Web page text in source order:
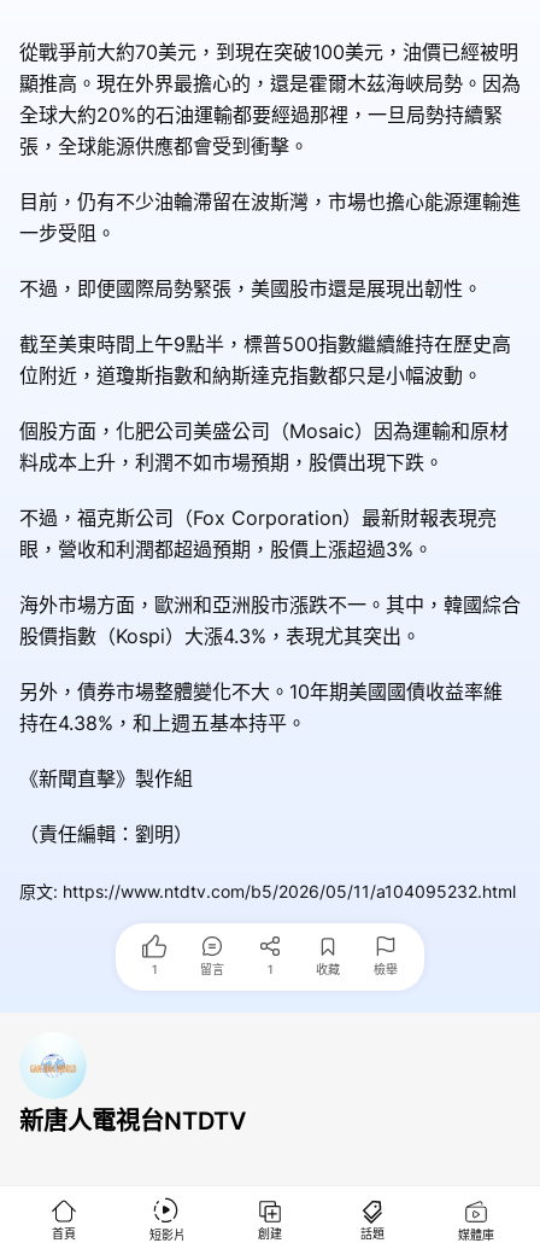
從戰爭前大約70美元，到現在突破100美元，油價已經被明
顯推高。現在外界最擔心的，還是霍爾木茲海峽局勢。因為
全球大約20%的石油運輸都要經過那裡，一旦局勢持續緊
張，全球能源供應都會受到衝擊。
目前，仍有不少油輪滯留在波斯灣，市場也擔心能源運輸進
一步受阻。
不過，即便國際局勢緊張，美國股市還是展現出韌性。
截至美東時間上午9點半，標普500指數繼續維持在歷史高
位附近，道瓊斯指數和納斯達克指數都只是小幅波動。
個股方面，化肥公司美盛公司（Mosaic）因為運輸和原材
料成本上升，利潤不如市場預期，股價出現下跌。
不過，福克斯公司（Fox Corporation）最新財報表現亮
眼，營收和利潤都超過預期，股價上漲超過3%。
海外市場方面，歐洲和亞洲股市漲跌不一。其中，韓國綜合
股價指數（Kospi）大漲4.3%，表現尤其突出。
另外，債券市場整體變化不大。10年期美國國債收益率維
持在4.38%，和上週五基本持平。
《新聞直擊》製作組
（責任編輯：劉明）
原文: https://www.ntdtv.com/b5/2026/05/11/a104095232.html
1 留言 1 收藏 檢舉
新唐人電視台NTDTV
首頁 短影片 創建 話題 媒體庫